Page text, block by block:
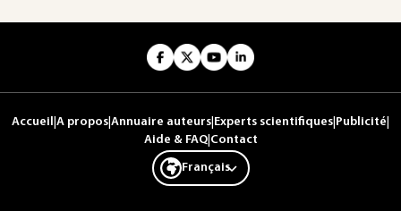
Accueil A propos Annuaire auteurs Experts scientifiques Publicité
Aide & FAQ| Contact
Français